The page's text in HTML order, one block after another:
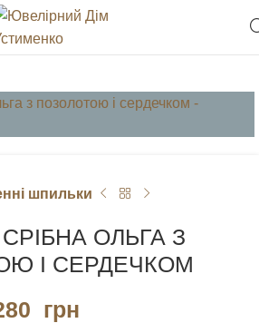
шпильки
ОЛЬГА З
І СЕРДЕЧКОМ
грн